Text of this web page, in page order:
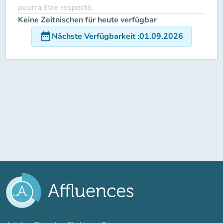
pourra être respecté.
Keine Zeitnischen für heute verfügbar
date_rangeNächste Verfügbarkeit:01.09.2026